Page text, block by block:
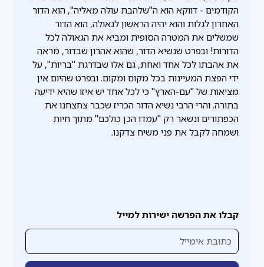
קבלו את הפרשה ישירות למייל
הקודמים - דווקא הוא ה"שלהבת עולה מאליה", הוא הדור
האחרון לגלות והוא יהיה הראשון לגאולה, הוא הדור
שמשלים את המטרה הסופית ומביא את הגאולה לכל
הדורות! ובפרט שנשיא הדור, שהוא אהרון שבדור, מראה
את אהבתו לכל אחד ואחת, גם אלו שבדרגת "בריות", על
ידי הפצת המעיינות בכל מקום ומקום. ובפרט שהיום אין
מציאות של "עם-הארץ" כי לכל אחד יש איזו שהיא ידיעה
בתורה. והרי הרבי נשיא הדור הכריז שכבר צחצחנו את
הכפתורים ונשאר רק "עמדו הכן כולכם" מתוך חיות
ושמחה לקבל את פני משיח צדקנו.